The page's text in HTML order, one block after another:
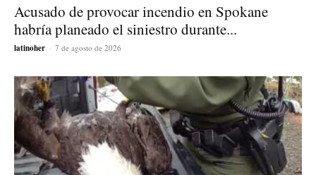
Acusado de provocar incendio en Spokane
habría planeado el siniestro durante...
latinoher - 7 de agosto de 2026